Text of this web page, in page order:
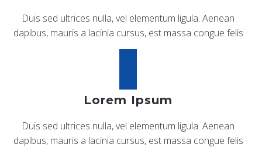
Duis sed ultrices nulla, vel elementum ligula. Aenean
dapibus, mauris a lacinia cursus, est massa congue felis
Lorem Ipsum
Duis sed ultrices nulla, vel elementum ligula. Aenean
dapibus, mauris a lacinia cursus, est massa congue felis